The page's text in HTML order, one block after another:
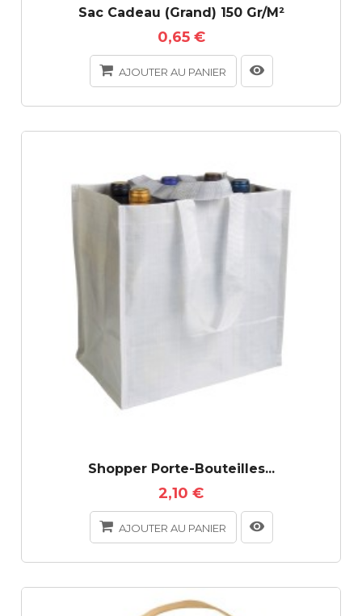
Sac Cadeau (grand) 150 Gr/m²
0,65 €
AJOUTER AU PANIER
Shopper Porte-Bouteilles...
2,10 €
AJOUTER AU PANIER